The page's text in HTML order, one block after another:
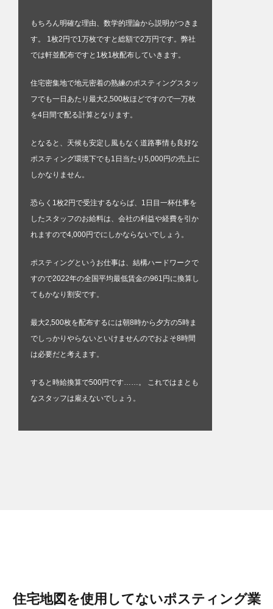
もちろん明確な理由、数学的理論から説明がつきま
す。 1枚2円で1万枚ですと総額で2万円です。弊社
では軒並配布ですと1枚1枚配布していきます。
住宅密集地で地元密着の熟練のポスティングスタッ
フでも一日あたり最大2,500枚ほどですので一万枚
を4日間で配る計算となります。
となると、天候も安定し風もなく道路事情も良好な
ポスティング環境下でも1日当たり5,000円の売上に
しかなりません。
恐らく1枚2円で受注するならば、1日目一杯仕事を
したスタッフのお給料は、会社の利益や経費を引か
れますので4,000円でにしかならないでしょう。
ポスティングというお仕事は、結構ハードワークで
すので2022年の全国平均最低賃金の961円に換算し
てもかなり割安です。
最大2,500枚を配布するには朝8時から夕方の5時ま
でしっかりやらないといけませんのでおよそ8時間
は必要だと考えます。
すると時給換算で500円です……。 これではまとも
なスタッフは雇えないでしょう。
住宅地図を使用してないポスティング業